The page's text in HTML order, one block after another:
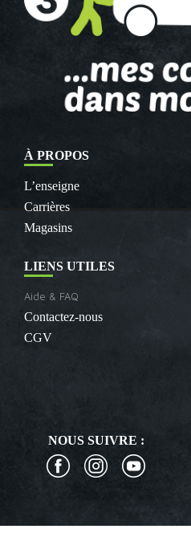
À PROPOS
L’enseigne
Carrières
Magasins
LIENS UTILES
Aide & FAQ
Contactez-nous
CGV
NOUS SUIVRE :